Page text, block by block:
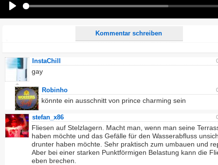
Kommentar schreiben
Ich möchte eine E-Mail, wenn auf dieser Seite weitere Kommentare erscheinen.
InstaChill
gay
Robinho
könnte ein ausschnitt von prince charming sein
stefan_x86
Fliesen auf Stelzlagern. Macht man, wenn man seine
haben möchte und das Gefälle für den Wasserabfluss
drunter haben möchte. Sehr praktisch zum umbauen und
Aber bei einer starken Punktförmigen Belastung kann die
eben brechen.